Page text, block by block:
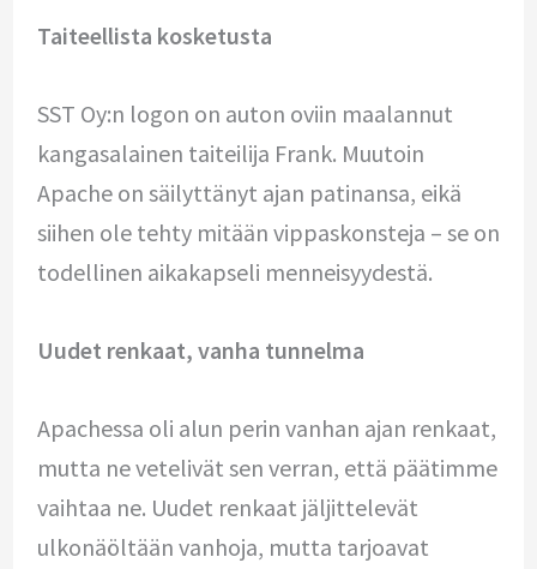
Taiteellista kosketusta
SST Oy:n logon on auton oviin maalannut
kangasalainen taiteilija Frank. Muutoin
Apache on säilyttänyt ajan patinansa, eikä
siihen ole tehty mitään vippaskonsteja – se on
todellinen aikakapseli menneisyydestä.
Uudet renkaat, vanha tunnelma
Apachessa oli alun perin vanhan ajan renkaat,
mutta ne vetelivät sen verran, että päätimme
vaihtaa ne. Uudet renkaat jäljittelevät
ulkonäöltään vanhoja, mutta tarjoavat